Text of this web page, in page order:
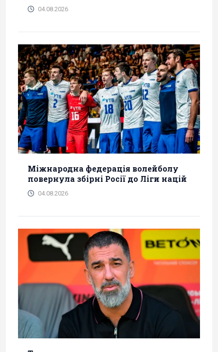
04.08.2026
Міжнародна федерація волейболу
повернула збірні Росії до Ліги націй
04.08.2026